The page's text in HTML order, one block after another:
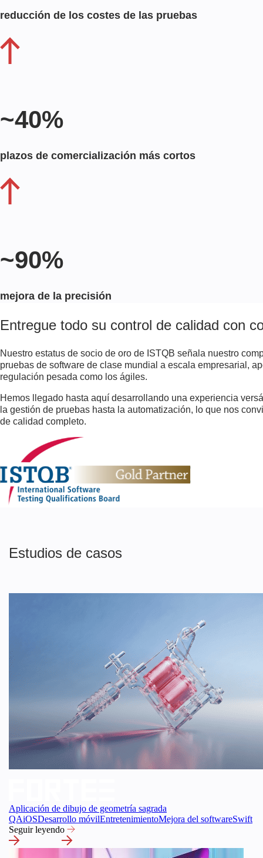
reducción de los costes de las pruebas
~40%
plazos de comercialización más cortos
~90%
mejora de la precisión
Entregue todo su control de calidad con
Nuestro estatus de socio de oro de ISTQB señala nuestro
pruebas de software de clase mundial a escala empresarial,
regulación pesada como los ágiles.
Hemos llegado hasta aquí desarrollando una experiencia
la gestión de pruebas hasta la automatización, lo que nos
de calidad completo.
Estudios de casos
Aplicación de dibujo de geometría sagrada
QAiOSDesarrollo móvilEntretenimientoMejora del softwareSwift
Seguir leyendo